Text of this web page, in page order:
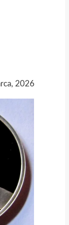
2026